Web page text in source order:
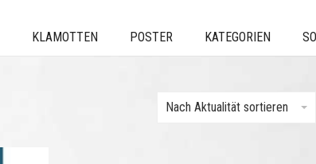
KLAMOTTEN POSTER KATEGORIEN
Nach Aktualität sortieren